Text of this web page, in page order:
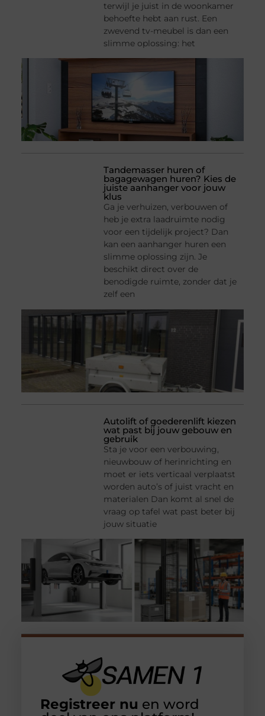
terwijl je juist in de woonkamer
behoefte hebt aan rust. Een
zwevend tv-meubel is dan een
slimme oplossing: het
Tandemasser huren of
bagagewagen huren? Kies de
juiste aanhanger voor jouw
klus
Ga je verhuizen, verbouwen of
heb je extra laadruimte nodig
voor een tijdelijk project? Dan
kan een aanhanger huren een
slimme oplossing zijn. Je
beschikt direct over de
benodigde ruimte, zonder dat je
zelf een
Autolift of goederenlift kiezen
wat past bij jouw gebouw en
gebruik
Sta je voor een verbouwing,
nieuwbouw of herinrichting en
moet er iets verticaal verplaatst
worden auto’s of juist vracht en
materialen Dan komt al snel de
vraag op tafel wat past beter bij
jouw situatie
Registreer nu en word